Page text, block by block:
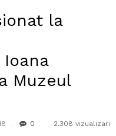
la
Muzeul
0 2.308 vizualizari